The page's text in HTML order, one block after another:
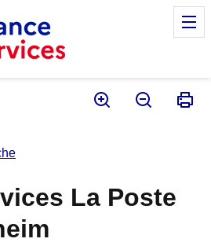
La Poste